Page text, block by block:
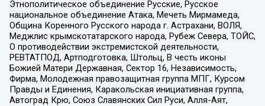
Этнополитическое объединение Русские, Русское
национальное объединение Атака, Мечеть Мирмамеда,
Община Коренного Русского народа г. Астрахани, ВОЛЯ,
Меджлис крымскотатарского народа, Рубеж Севера, ТОЙС,
О противодействии экстремистской деятельности,
РЕВТАТПОД, Артподготовка, Штольц, В честь иконы
Божией Матери Державная, Сектор 16, Независимость,
Фирма, Молодежная правозащитная группа МПГ, Курсом
Правды и Единения, Каракольская инициативная группа,
Автоград Крю, Союз Славянских Сил Руси, Алля-Аят,